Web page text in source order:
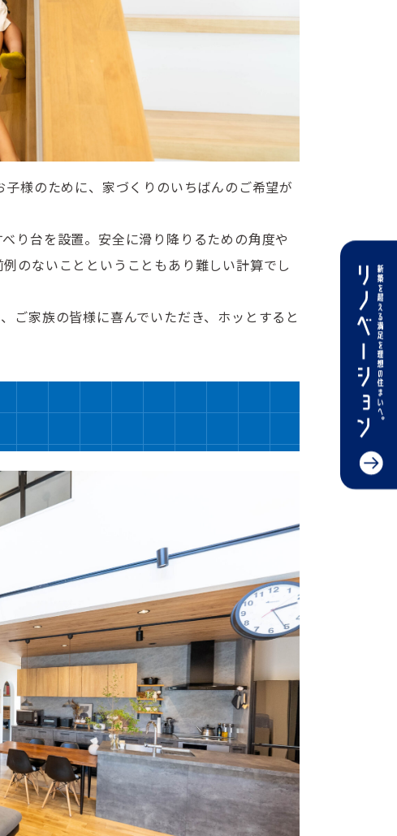
様のために、家づくりのいちばんのご希望が
り台を設置。安全に滑り降りるための角度や
ないことということもあり難しい計算でし
ご家族の皆様に喜んでいただき、ホッとすると